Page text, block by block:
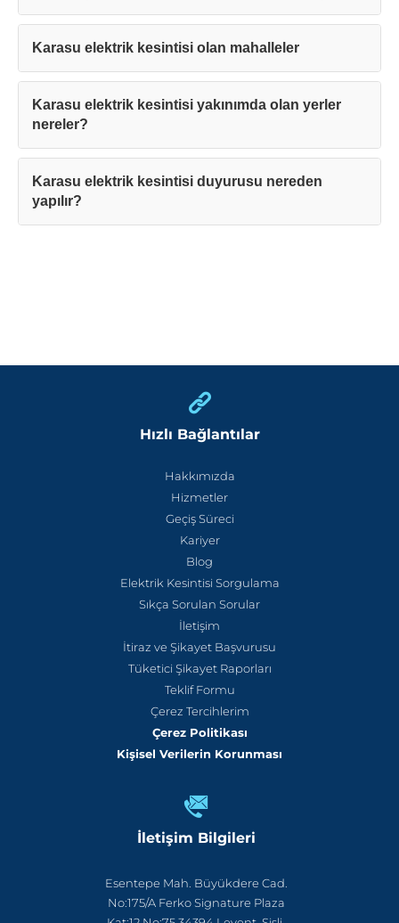
Karasu elektrik kesintisi olan mahalleler
Karasu elektrik kesintisi yakınımda olan yerler
nereler?
Karasu elektrik kesintisi duyurusu nereden
yapılır?
Hızlı Bağlantılar
Hakkımızda
Hizmetler
Geçiş Süreci
Kariyer
Blog
Elektrik Kesintisi Sorgulama
Sıkça Sorulan Sorular
İletişim
İtiraz ve Şikayet Başvurusu
Tüketici Şikayet Raporları
Teklif Formu
Çerez Tercihlerim
Çerez Politikası
Kişisel Verilerin Korunması
İletişim Bilgileri
Esentepe Mah. Büyükdere Cad.
No:175/A Ferko Signature Plaza